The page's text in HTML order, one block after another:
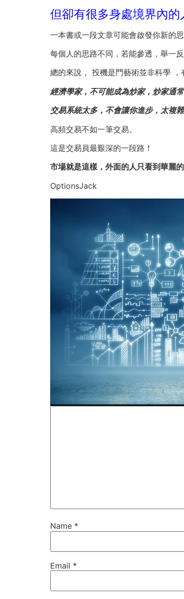
但卻有很多身處境界內的
一本書或一段文章可能會啟發你新的
每個人的思路不同，若能參透，舉一
總的來說， 投機是門藝術並非科學 ，
經濟學家，不可能成為炒家，炒家通常
交易系統太多，不會讓你進步，太複
高頻交易不如一筆交易。
這是交易員最艱深的一段路！
市場就是這樣，外面的人只看到華麗
OptionsJack
Name *
Email *